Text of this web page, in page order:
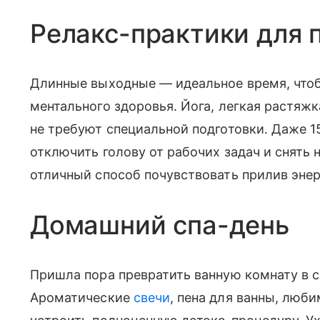
Релакс-практики для
Длинные выходные — идеальное время,
ментального здоровья. Йога, легкая
не требуют специальной подготовки. Даже
отключить голову от рабочих задач и
отличный способ почувствовать прилив
Домашний спа-день
Пришла пора превратить ванную комнату в
Ароматические свечи, пена для ванны,